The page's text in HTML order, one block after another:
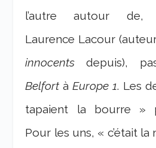
l’autre autour de,
Laurence Lacour
innocents depuis),
Belfort àEurope 1. Les
tapaient la bourre »
Pour les uns, « c’était la